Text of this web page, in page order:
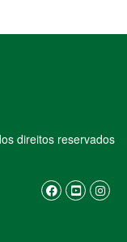
direitos reservados